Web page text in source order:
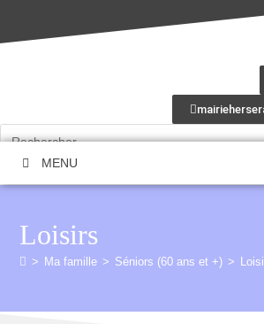
MENU
Loisirs
> Ma famille > Séniors (60 ans et +) >